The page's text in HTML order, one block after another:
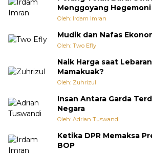
Menggoyang
Oleh: Irdam Imran
Mudik dan Nafas
Oleh: Two Efly
Naik Harga saat
Mamakuak?
Oleh: Zuhrizul
Insan Antara Garda
Negara
Oleh: Adrian Tuswandi
Ketika DPR Memaksa
BOP